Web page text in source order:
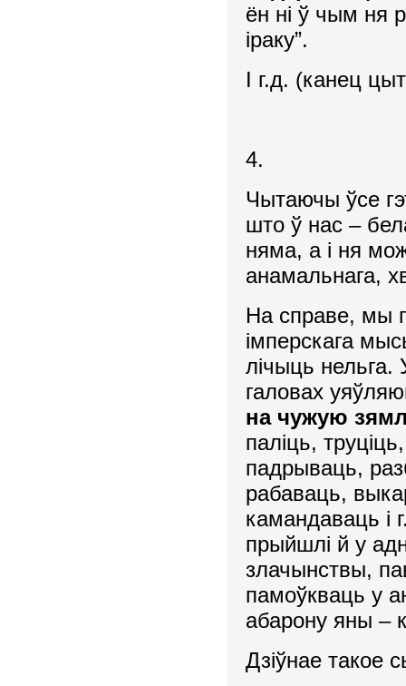
ён ні ў чым ня
іраку”.
І г.д. (канец
4.
Чытаючы ўсе
што ў нас –
няма, а і ня
анамальнага,
На справе, мы
імперскага
лічыць нельга.
галовах
на чужую
паліць,
падрываць,
рабаваць,
камандаваць і
прыйшлі й у
злачынствы,
памоўкваць у
абарону яны –
Дзіўнае такое